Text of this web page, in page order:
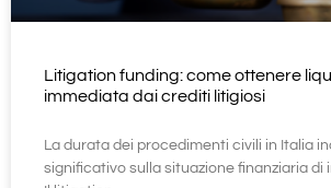
Litigation funding: come ottenere
immediata dai crediti litigiosi
La durata dei procedimenti civili in Italia
significativo sulla situazione finanziaria di